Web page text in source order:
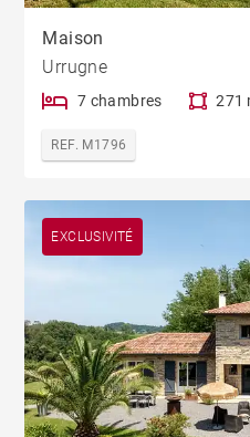
Maison
Urrugne
7 chambres 271
REF. M1796
EXCLUSIVITÉ